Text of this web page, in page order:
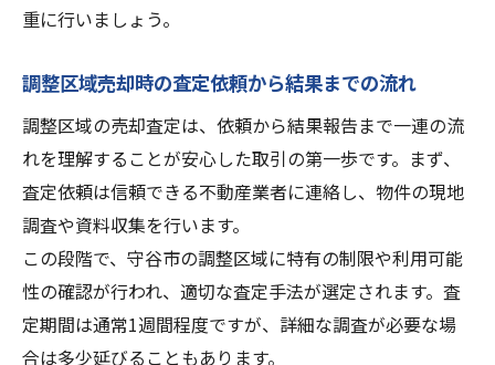
重に行いましょう。
調整区域売却時の査定依頼から結果までの流れ
調整区域の売却査定は、依頼から結果報告まで一連の流
れを理解することが安心した取引の第一歩です。まず、
査定依頼は信頼できる不動産業者に連絡し、物件の現地
調査や資料収集を行います。
この段階で、守谷市の調整区域に特有の制限や利用可能
性の確認が行われ、適切な査定手法が選定されます。査
定期間は通常1週間程度ですが、詳細な調査が必要な場
合は多少延びることもあります。